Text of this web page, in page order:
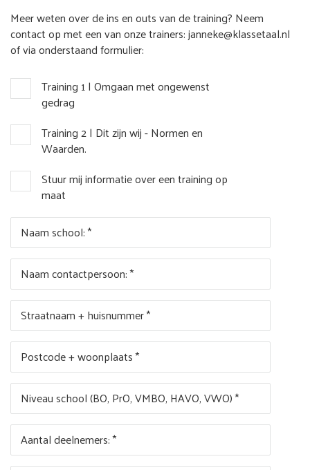
Meer weten over de ins en outs van de training? Neem
contact op met een van onze trainers: janneke@klassetaal.nl
of via onderstaand formulier:
Training 1 | Omgaan met ongewenst
gedrag
Training 2 | Dit zijn wij - Normen en
Waarden.
Stuur mij informatie over een training op
maat
Naam school: *
Naam contactpersoon: *
Straatnaam + huisnummer *
Postcode + woonplaats *
Niveau school (BO, PrO, VMBO, HAVO, VWO) *
Aantal deelnemers: *